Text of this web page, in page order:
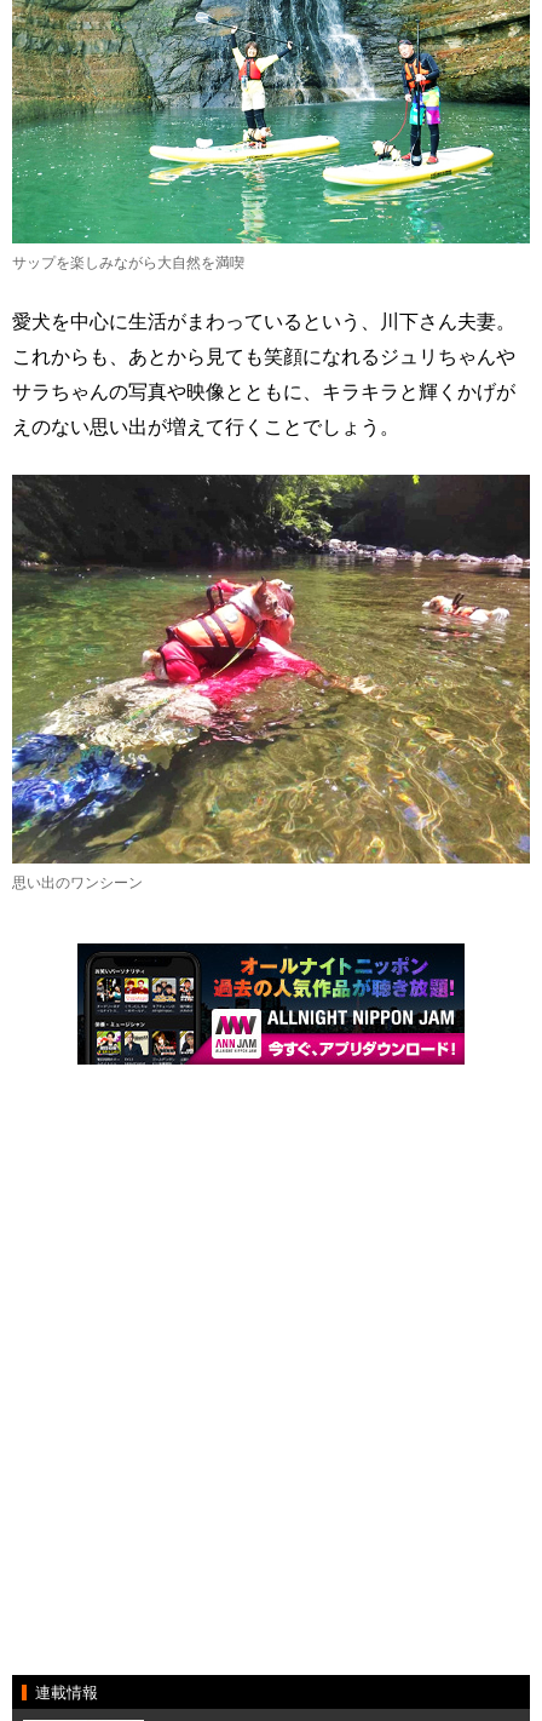
サップを楽しみながら大自然を満喫
愛犬を中心に生活がまわっているという、川下さん夫妻。
これからも、あとから見ても笑顔になれるジュリちゃんや
サラちゃんの写真や映像とともに、キラキラと輝くかげが
えのない思い出が増えて行くことでしょう。
思い出のワンシーン
連載情報